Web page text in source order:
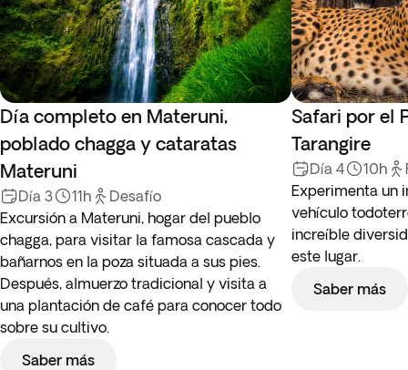
Día completo en Materuni,
poblado chagga y cataratas
Materuni
Día 3 11h
Desafío
Excursión a Materuni, hogar del pueblo
chagga, para visitar la famosa cascada y
bañarnos en la poza situada a sus pies.
Después, almuerzo tradicional y visita a
una plantación de café para conocer todo
sobre su cultivo.
Saber más
Safari por el
Tarangire
Día 4 10h
Experimenta un
vehículo
increíble
este lugar.
Saber más